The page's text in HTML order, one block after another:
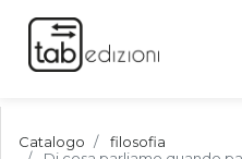
Catalogo
filosofia